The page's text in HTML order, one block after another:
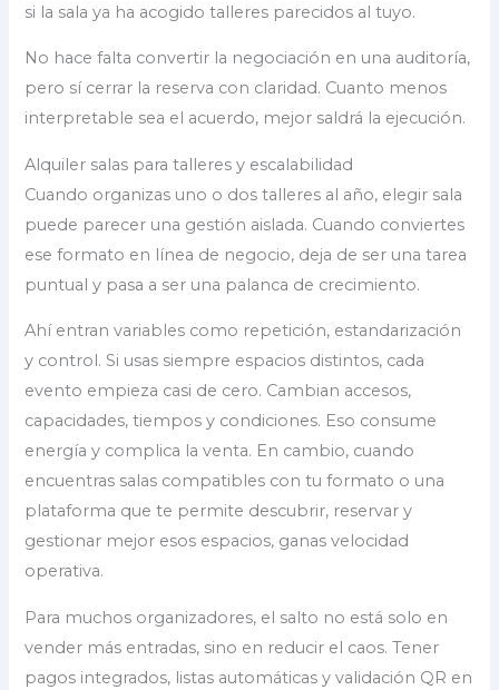
si la sala ya ha acogido talleres parecidos al tuyo.
No hace falta convertir la negociación en una auditoría,
pero sí cerrar la reserva con claridad. Cuanto menos
interpretable sea el acuerdo, mejor saldrá la ejecución.
Alquiler salas para talleres y escalabilidad
Cuando organizas uno o dos talleres al año, elegir sala
puede parecer una gestión aislada. Cuando conviertes
ese formato en línea de negocio, deja de ser una tarea
puntual y pasa a ser una palanca de crecimiento.
Ahí entran variables como repetición, estandarización
y control. Si usas siempre espacios distintos, cada
evento empieza casi de cero. Cambian accesos,
capacidades, tiempos y condiciones. Eso consume
energía y complica la venta. En cambio, cuando
encuentras salas compatibles con tu formato o una
plataforma que te permite descubrir, reservar y
gestionar mejor esos espacios, ganas velocidad
operativa.
Para muchos organizadores, el salto no está solo en
vender más entradas, sino en reducir el caos. Tener
pagos integrados, listas automáticas y validación QR en